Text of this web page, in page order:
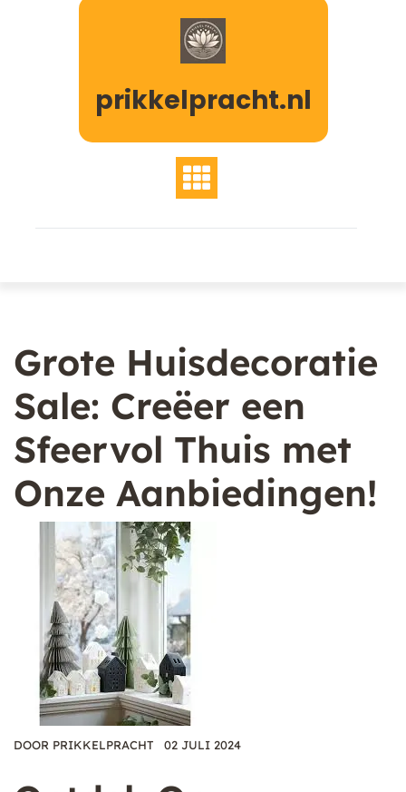
prikkelpracht.nl
Grote Huisdecoratie
Sale: Creëer een
Sfeervol Thuis met
Onze Aanbiedingen!
DOOR PRIKKELPRACHT 02 JULI 2024